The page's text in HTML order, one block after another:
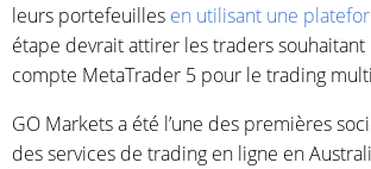
leurs portefeuilles en utilisant une
étape devrait attirer les traders
compte MetaTrader 5 pour le trading
GO Markets a été l’une des premières
des services de trading en ligne en